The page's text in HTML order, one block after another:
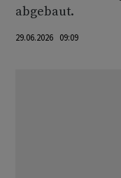
abgebaut.
29.06.2026 09:09